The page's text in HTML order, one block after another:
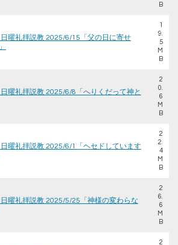
B
曜礼拝説教 2025/6/15「父の日に寄せ
1
9.
5
M
B
曜礼拝説教 2025/6/8「へりくだって神と
2
0.
6
M
B
曜礼拝説教 2025/6/1「ヘセドしています
2
2.
4
M
B
曜礼拝説教 2025/5/25「神様の変わらな
2
6.
6
M
B
2